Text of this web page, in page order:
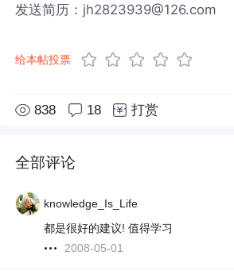
发送简历：jh2823939@126.com
给本帖投票
838 18 打赏
全部评论
knowledge_Is_Life
都是很好的建议! 值得学习
2008-05-01